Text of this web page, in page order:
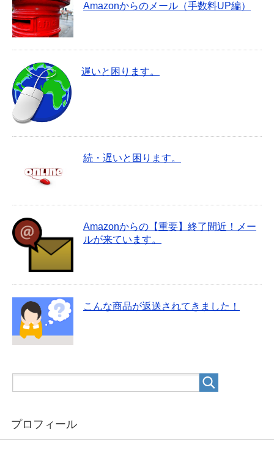
Amazonからのメール（手数料UP編）
遅いと困ります。
続・遅いと困ります。
Amazonからの【重要】終了間近！メー
ルが来ています。
こんな商品が返送されてきました！
プロフィール